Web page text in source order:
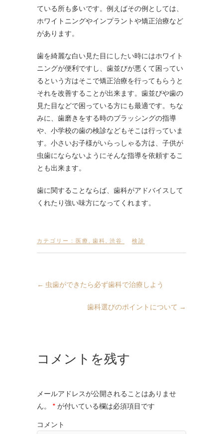
ている所も多いです。例えばその例としては、
ホワイトニングやインプラントや矯正治療など
があります。
歯を綺麗な白い見た目にしたい時にはホワイト
ニングが便利ですし、歯並びが悪くて困ってい
るという方はそこで矯正治療を行ってもらうと
それを改善することが出来ます。歯並びや歯の
見た目などで困っている方にも最適です。ちな
みに、歯磨きをする時のブラッシングの指導
や、小学校の歯の検診などもそこは行っていま
す。小さいお子様がいらっしゃる方は、子供が
虫歯にならないようにそんな指導を依頼するこ
とも出来ます。
歯に関することならば、歯科がアドバイスして
くれたり強い味方になってくれます。
カテゴリー : 医療 歯科 渋谷 検診
← 虫歯ができたら必ず歯科で治療しよう
歯科選びのポイントについて →
コメントを残す
メールアドレスが公開されることはありませ
ん。
* が付いている欄は必須項目です
コメント